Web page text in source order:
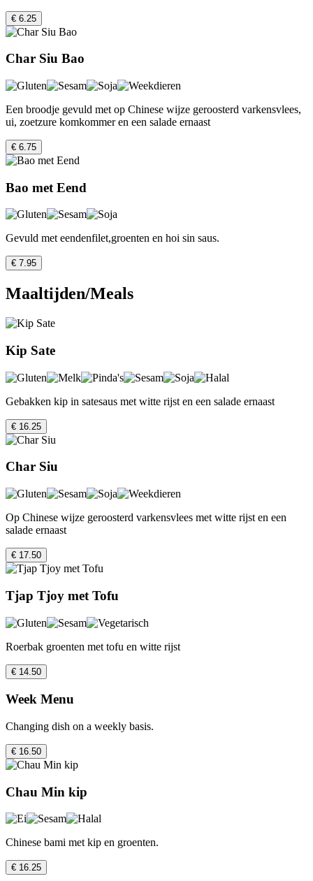
€ 6.25
Char Siu Bao
Een broodje gevuld met op Chinese wijze geroosterd varkensvlees,
ui, zoetzure komkommer en een salade ernaast
€ 6.75
Bao met Eend
Gevuld met eendenfilet,groenten en hoi sin saus.
€ 7.95
Maaltijden/Meals
Kip Sate
Gebakken kip in satesaus met witte rijst en een salade ernaast
€ 16.25
Char Siu
Op Chinese wijze geroosterd varkensvlees met witte rijst en een
salade ernaast
€ 17.50
Tjap Tjoy met Tofu
Roerbak groenten met tofu en witte rijst
€ 14.50
Week Menu
Changing dish on a weekly basis.
€ 16.50
Chau Min kip
Chinese bami met kip en groenten.
€ 16.25